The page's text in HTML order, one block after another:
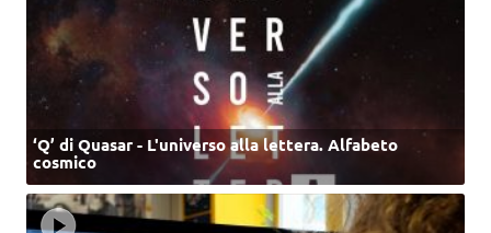
‘Q’ di Quasar - L'universo alla lettera. Alfabeto
cosmico